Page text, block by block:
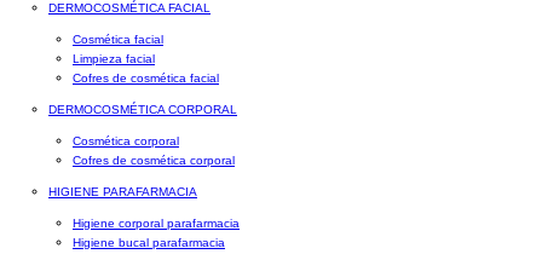
DERMOCOSMÉTICA FACIAL
Cosmética facial
Limpieza facial
Cofres de cosmética facial
DERMOCOSMÉTICA CORPORAL
Cosmética corporal
Cofres de cosmética corporal
HIGIENE PARAFARMACIA
Higiene corporal parafarmacia
Higiene bucal parafarmacia